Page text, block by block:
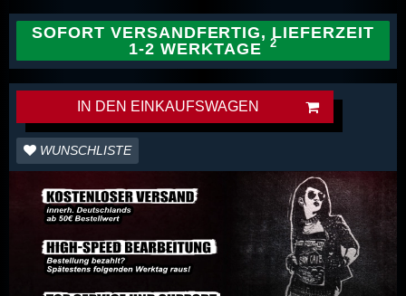
SOFORT VERSANDFERTIG, LIEFERZEIT
1-2 WERKTAGE
IN DEN EINKAUFSWAGEN
WUNSCHLISTE